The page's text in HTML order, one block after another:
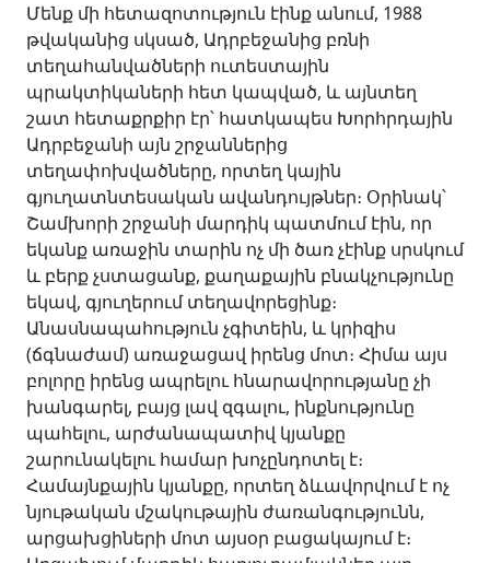
Մենք մի հետազոտություն էինք անում, 1988
թվականից սկսած, Ադրբեջանից բռնի
տեղահանվածների ուտեստային
պրակտիկաների հետ կապված, և այնտեղ
շատ հետաքրքիր էր՝ հատկապես Խորհրդային
Ադրբեջանի այն շրջաններից
տեղափոխվածները, որտեղ կային
գյուղատնտեսական ավանդույթներ։ Օրինակ՝
Շամխորի շրջանի մարդիկ պատմում էին, որ
եկանք առաջին տարին ոչ մի ծառ չէինք սրսկում
և բերք չստացանք, քաղաքային բնակչությունը
եկավ, գյուղերում տեղավորեցինք։
Անասնապահություն չգիտեին, և կրիզիս
(ճգնաժամ) առաջացավ իրենց մոտ։ Հիմա այս
բոլորը իրենց ապրելու հնարավորությանը չի
խանգարել, բայց լավ զգալու, ինքնությունը
պահելու, արժանապատիվ կյանքը
շարունակելու համար խոչընդոտել է։
Համայնքային կյանքը, որտեղ ձևավորվում է ոչ
նյութական մշակութային ժառանգությունն,
արցախցիների մոտ այսօր բացակայում է։